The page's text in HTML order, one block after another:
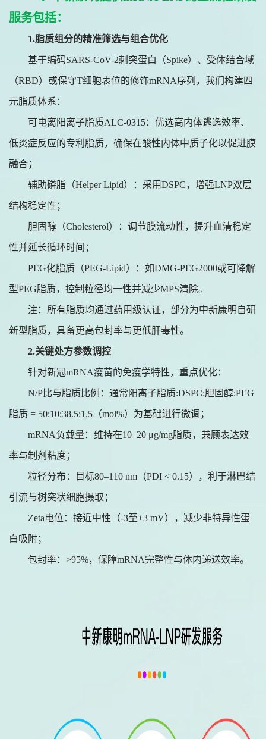
服务包括：
1.脂质组分的精准筛选与组合优化
基于编码SARS-CoV-2刺突蛋白（Spike）、受体结合域
（RBD）或保守T细胞表位的修饰mRNA序列，我们构建四
元脂质体系：
可电离阳离子脂质ALC-0315：优选高内体逃逸效率、
低炎症反应的专利脂质，确保在酸性内体中质子化以促进膜
融合；
辅助磷脂（Helper Lipid）：采用DSPC，增强LNP双层
结构稳定性；
胆固醇（Cholesterol）：调节膜流动性，提升血清稳定
性并延长循环时间；
PEG化脂质（PEG-Lipid）：如DMG-PEG2000或可降解
型PEG脂质，控制粒径均一性并减少MPS清除。
注：所有脂质均通过药用级认证，部分为中新康明自研
新型脂质，具备更高包封率与更低肝毒性。
2.关键处方参数调控
针对新冠mRNA疫苗的免疫学特性，重点优化：
N/P比与脂质比例：通常阳离子脂质:DSPC:胆固醇:PEG
脂质 = 50:10:38.5:1.5（mol%）为基础进行微调；
mRNA负载量：维持在10–20 μg/mg脂质，兼顾表达效
率与制剂粘度；
粒径分布：目标80–110 nm（PDI < 0.15），利于淋巴结
引流与树突状细胞摄取；
Zeta电位：接近中性（-3至+3 mV），减少非特异性蛋
白吸附；
包封率： >95%，保障mRNA完整性与体内递送效率。